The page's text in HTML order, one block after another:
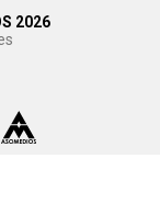
2026